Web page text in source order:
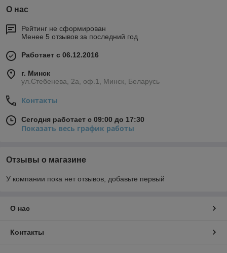
О нас
Рейтинг не сформирован
Менее 5 отзывов за последний год
Работает с 06.12.2016
г. Минск
ул.Стебенева, 2а, оф.1, Минск, Беларусь
Контакты
Сегодня работает с 09:00 до 17:30
Показать весь график работы
Отзывы о магазине
У компании пока нет отзывов, добавьте первый
О нас
Контакты